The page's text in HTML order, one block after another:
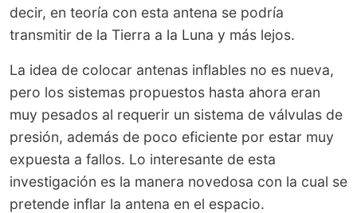
decir, en teoría con esta antena se podría
transmitir de la Tierra a la Luna y más lejos.
La idea de colocar antenas inflables no es nueva,
pero los sistemas propuestos hasta ahora eran
muy pesados al requerir un sistema de válvulas de
presión, además de poco eficiente por estar muy
expuesta a fallos. Lo interesante de esta
investigación es la manera novedosa con la cual se
pretende inflar la antena en el espacio.